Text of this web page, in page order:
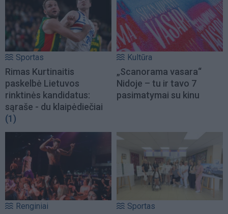
Sportas
Rimas Kurtinaitis
paskelbė Lietuvos
rinktinės kandidatus:
sąraše - du klaipėdiečiai
(1)
Kultūra
„Scanorama vasara“
Nidoje – tu ir tavo 7
pasimatymai su kinu
Renginiai Sportas